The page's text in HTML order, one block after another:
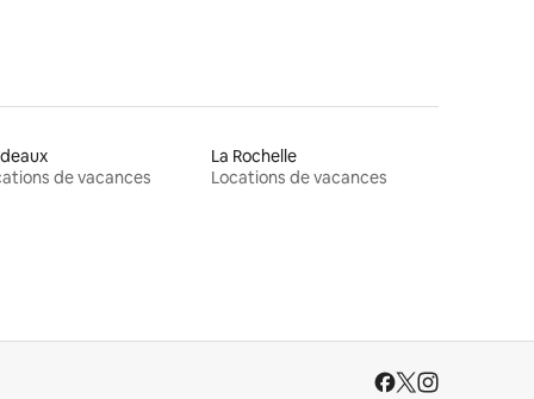
de vacances
La Rochelle
Locations de vacances